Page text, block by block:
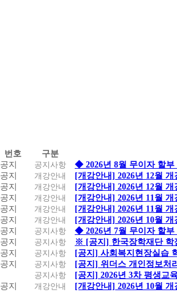
지
사
항
번호
구분
공지
공지사항
◆ 2026년 8월 무이자 할
공지
개강안내
[개강안내] 2026년 12월
공지
개강안내
[개강안내] 2026년 12월
공지
개강안내
[개강안내] 2026년 11월
공지
개강안내
[개강안내] 2026년 11월
공지
개강안내
[개강안내] 2026년 10월
공지
공지사항
◆ 2026년 7월 무이자 할
공지
공지사항
※ [공지] 한국장학재단 학
공지
공지사항
[공지] 사회복지현장실습
공지
공지사항
[공지] 위더스 개인정보처
공지사항
[공지] 2026년 3차 평생교
공지
개강안내
[개강안내] 2026년 10월